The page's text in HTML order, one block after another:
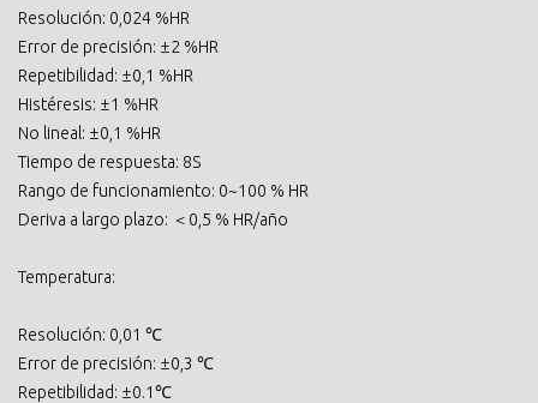
Resolución: 0,024 %HR
Error de precisión: ±2 %HR
Repetibilidad: ±0,1 %HR
Histéresis: ±1 %HR
No lineal: ±0,1 %HR
Tiempo de respuesta: 8S
Rango de funcionamiento: 0~100 % HR
Deriva a largo plazo: ＜0,5 % HR/año
Temperatura:
Resolución: 0,01 ℃
Error de precisión: ±0,3 ℃
Repetibilidad: ±0.1℃